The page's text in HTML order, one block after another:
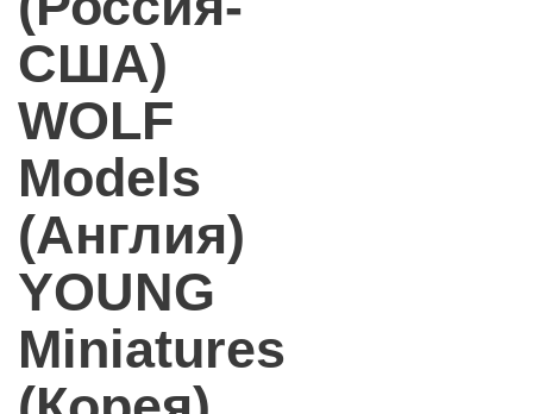
США)
WOLF
Models
(Англия)
YOUNG
Miniatures